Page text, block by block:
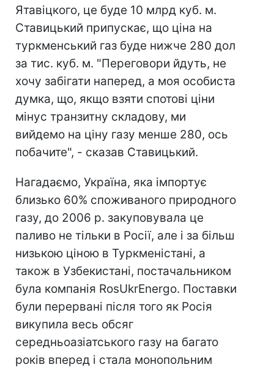
Ятавіцкого, це буде 10 млрд куб. м.
Ставицький припускає, що ціна на
туркменський газ буде нижче 280 дол
за тис. куб. м. "Переговори йдуть, не
хочу забігати наперед, а моя особиста
думка, що, якщо взяти спотові ціни
мінус транзитну складову, ми
вийдемо на ціну газу менше 280, ось
побачите", - сказав Ставицький.
Нагадаємо, Україна, яка імпортує
близько 60% споживаного природного
газу, до 2006 р. закуповувала це
паливо не тільки в Росії, але і за більш
низькою ціною в Туркменістані, а
також в Узбекистані, постачальником
була компанія RosUkrEnergo. Поставки
були перервані після того як Росія
викупила весь обсяг
середньоазіатського газу на багато
років вперед і стала монопольним